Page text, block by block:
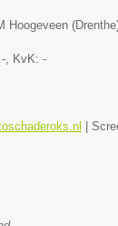
Hoogeveen (Drenthe
-, KvK: -